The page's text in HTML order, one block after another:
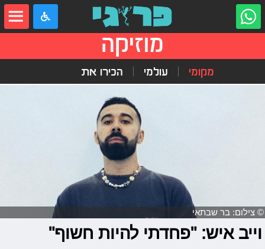
מוזיקה
מקומי עולמי הכירו את
© צילום: בר שבתאי
וייב איש: "פחדתי להיות חשוף"